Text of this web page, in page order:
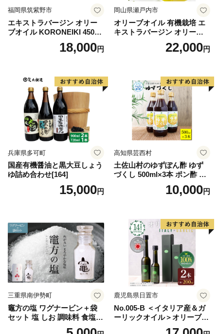
福岡県筑紫野市
エキストラバージン オリー
ブオイル KORONEIKI 450g
[筑前たなか油屋 福岡県 筑紫
野市 21760403] 油 食用油 オ
18,000円
岡山県瀬戸内市
オリーブオイル 有機栽培 エ
キストラバージン オリーブ
オイル シングル 2本 セット
オーガニック 調味料 油 オリ
22,000円
兵庫県多可町
国産有機醤油と黒大豆しょう
ゆ詰め合わせ[164]
15,000円
高知県芸西村
土佐山村のゆずぽん酢 ゆず
づくし 500ml×3本 ポン酢 ポ
ンズ ゆず 柚子 調味料 さっぱ
り 美味しい おいしい 鍋 しゃ
10,000円
三重県南伊勢町
竈方の塩 ワグナービン＋袋
セット 塩 しお 調味料 食塩
天然 ミネラル 調味料 ソルト
鹿児島県日置市
No.005-B ＜イタリア産＆ガ
ーリックオイル＞オリーブオ
イルセット(200ml×2本) 日置